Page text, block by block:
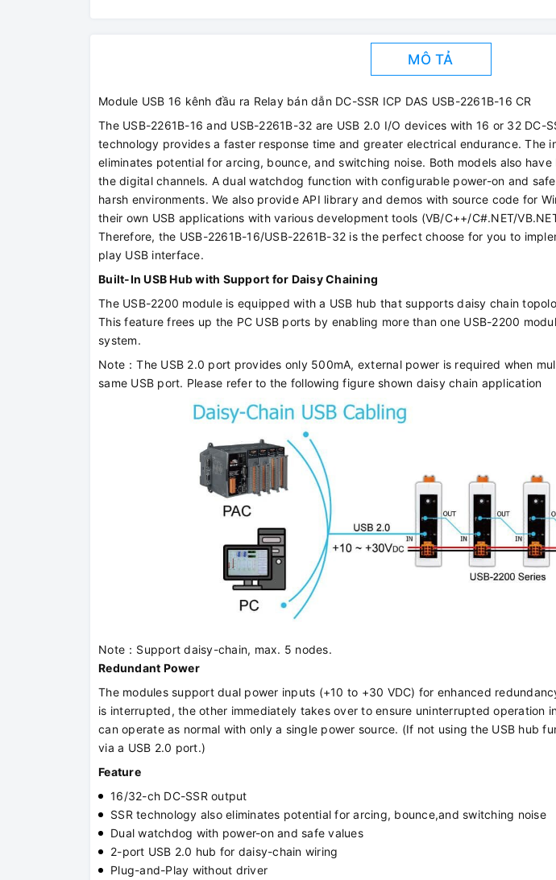
MÔ TẢ
Module USB 16 kênh đầu ra Relay bán dẫn DC-SSR ICP DAS USB-2261B-16 CR
The USB-2261B-16 and USB-2261B-32 are USB 2.0 I/O devices with 16 or 32 DC-
technology provides a faster response time and greater electrical endurance. The
eliminates potential for arcing, bounce, and switching noise. Both models also
the digital channels. A dual watchdog function with configurable power-on and
harsh environments. We also provide API library and demos with source code for
their own USB applications with various development tools (VB/C++/C#.NET/
Therefore, the USB-2261B-16/USB-2261B-32 is the perfect choose for you to
play USB interface.
Built-In USB Hub with Support for Daisy Chaining
The USB-2200 module is equipped with a USB hub that supports daisy chain
This feature frees up the PC USB ports by enabling more than one USB-2200
system.
Note：The USB 2.0 port provides only 500mA, external power is required when
same USB port. Please refer to the following figure shown daisy chain application
Note：Support daisy-chain, max. 5 nodes.
Redundant Power
The modules support dual power inputs (+10 to +30 VDC) for enhanced
is interrupted, the other immediately takes over to ensure uninterrupted operation
can operate as normal with only a single power source. (If not using the USB hub
via a USB 2.0 port.)
Feature
16/32-ch DC-SSR output
SSR technology also eliminates potential for arcing, bounce,and switching noise
Dual watchdog with power-on and safe values
2-port USB 2.0 hub for daisy-chain wiring
Plug-and-Play without driver